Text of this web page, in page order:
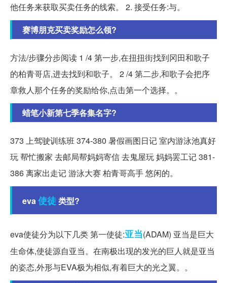
他任务来获取买卖任务的线索。 2. 接受任务:与。
赛博朋克买卖奖励怎么领?
方法/步骤分步阅读 1 /4 第一步,在扭扭街找到冈田和歌子
的柏青哥店,进去找到和歌子。 2 /4 第二步,和歌子会把序
章救人那个任务的奖励给你,点击第一个选择。。
蜡笔小新第七季各集名字?
373 上驾驶训练班 374-380 暑假画图日记 室内游泳池真好
玩 帮忙搬家 去邮局帮妈妈寄信 去鬼屋玩 妈妈罢工记 381-
386 离家出走记 游泳大赛 柏青哥高手 悠闲的。
eva使徒类型?
eva使徒分为以下几类 第一使徒:亚当(ADAM) 亚当是巨大
生命体,使徒源自亚当。在南极出现的发光的巨人就是亚当
的姿态,外形与EVA极为相似,有着巨大的光之翼。。